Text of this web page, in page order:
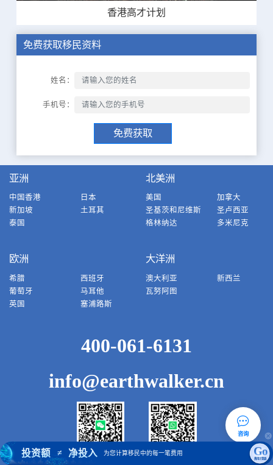
香港高才计划
免费获取移民资料
姓名：
手机号：
免费获取
亚洲
中国香港
日本
新加坡
土耳其
泰国
北美洲
美国
加拿大
圣基茨和尼维斯
圣卢西亚
格林纳达
多米尼克
欧洲
希腊
西班牙
葡萄牙
马耳他
英国
塞浦路斯
大洋洲
澳大利亚
新西兰
瓦努阿图
400-061-6131
info@earthwalker.cn
微信客服号
咨询
投资额 ≠ 净投入 为您计算移民中的每一笔费用 Go
费用计算器